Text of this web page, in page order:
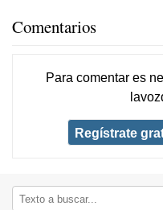
Comentarios
Para comentar es
Regístrate